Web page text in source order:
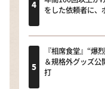
をした依頼者に
『相席食堂』“爆
＆規格外グッズ公
打